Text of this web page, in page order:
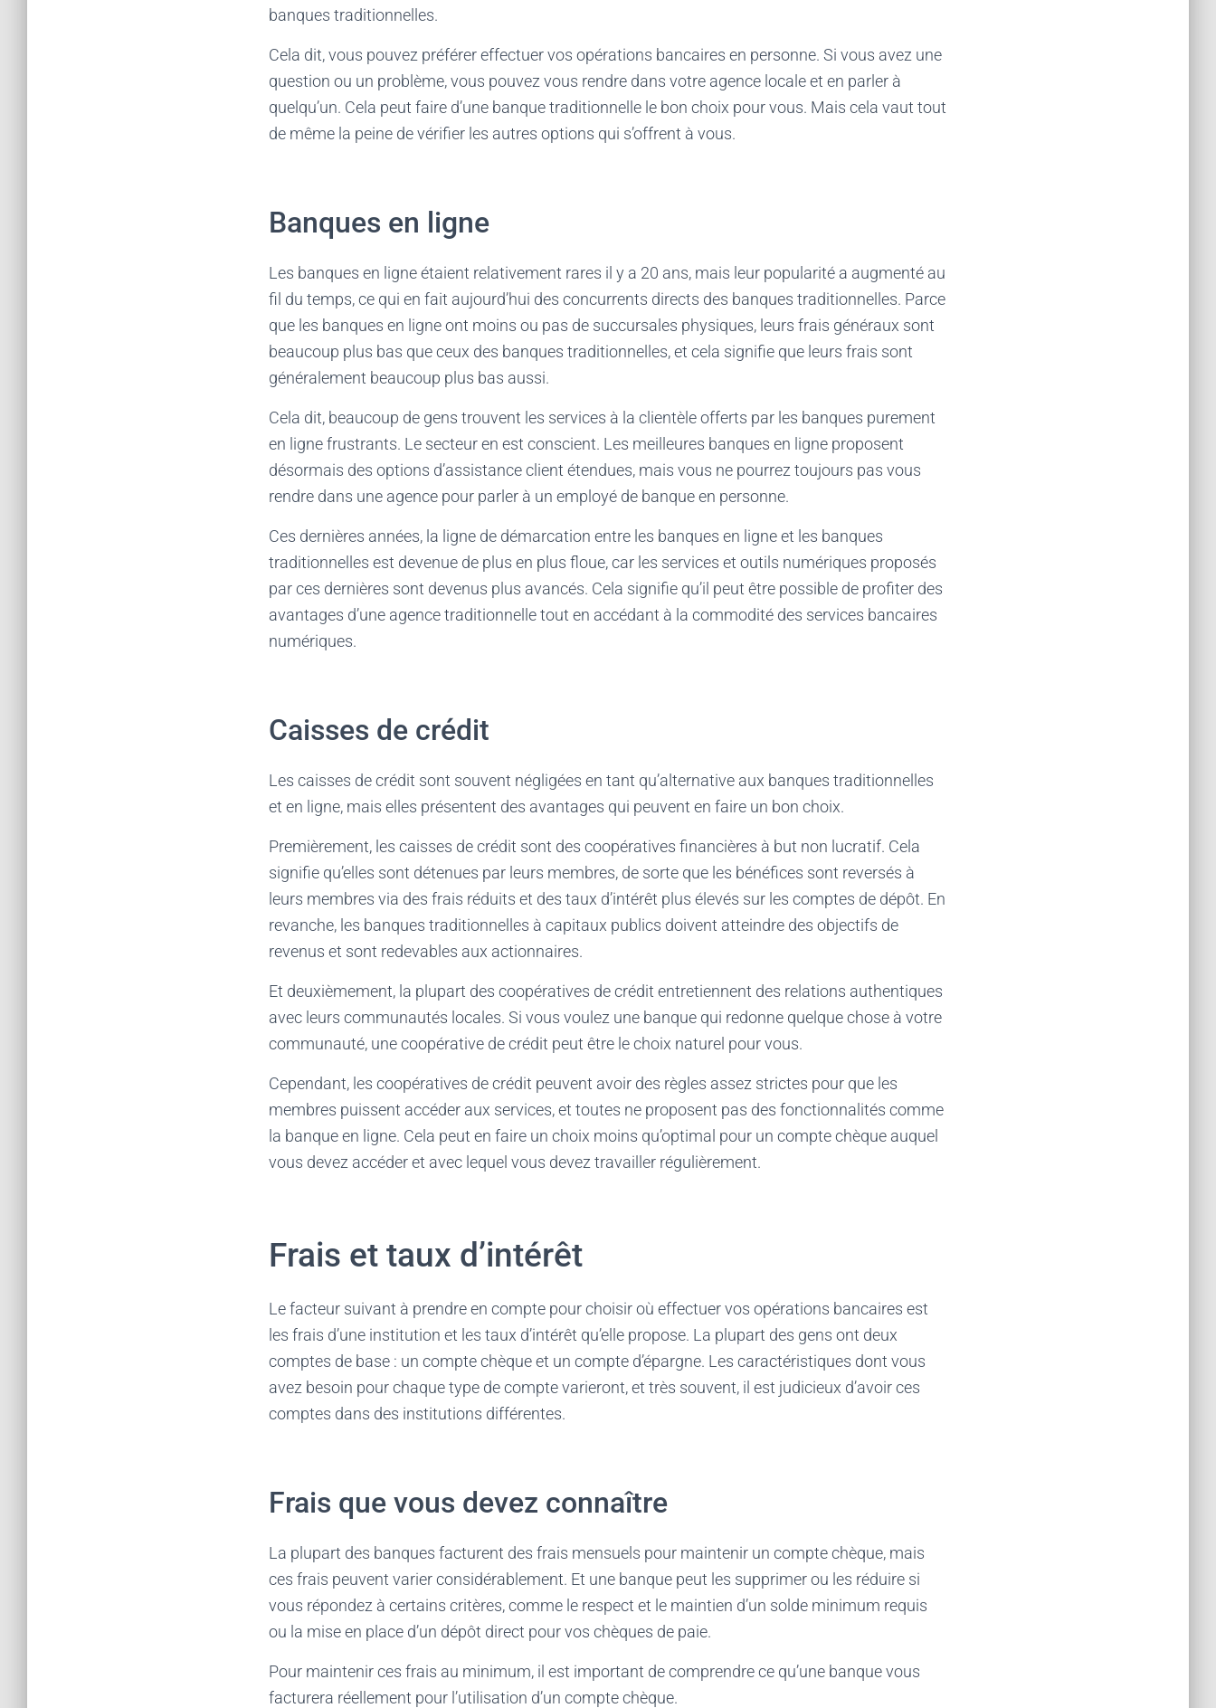
banques traditionnelles.
Cela dit, vous pouvez préférer effectuer vos opérations bancaires en personne. Si vous avez une
question ou un problème, vous pouvez vous rendre dans votre agence locale et en parler à
quelqu’un. Cela peut faire d’une banque traditionnelle le bon choix pour vous. Mais cela vaut tout
de même la peine de vérifier les autres options qui s’offrent à vous.
Banques en ligne
Les banques en ligne étaient relativement rares il y a 20 ans, mais leur popularité a augmenté au
fil du temps, ce qui en fait aujourd’hui des concurrents directs des banques traditionnelles. Parce
que les banques en ligne ont moins ou pas de succursales physiques, leurs frais généraux sont
beaucoup plus bas que ceux des banques traditionnelles, et cela signifie que leurs frais sont
généralement beaucoup plus bas aussi.
Cela dit, beaucoup de gens trouvent les services à la clientèle offerts par les banques purement
en ligne frustrants. Le secteur en est conscient. Les meilleures banques en ligne proposent
désormais des options d’assistance client étendues, mais vous ne pourrez toujours pas vous
rendre dans une agence pour parler à un employé de banque en personne.
Ces dernières années, la ligne de démarcation entre les banques en ligne et les banques
traditionnelles est devenue de plus en plus floue, car les services et outils numériques proposés
par ces dernières sont devenus plus avancés. Cela signifie qu’il peut être possible de profiter des
avantages d’une agence traditionnelle tout en accédant à la commodité des services bancaires
numériques.
Caisses de crédit
Les caisses de crédit sont souvent négligées en tant qu’alternative aux banques traditionnelles
et en ligne, mais elles présentent des avantages qui peuvent en faire un bon choix.
Premièrement, les caisses de crédit sont des coopératives financières à but non lucratif. Cela
signifie qu’elles sont détenues par leurs membres, de sorte que les bénéfices sont reversés à
leurs membres via des frais réduits et des taux d’intérêt plus élevés sur les comptes de dépôt. En
revanche, les banques traditionnelles à capitaux publics doivent atteindre des objectifs de
revenus et sont redevables aux actionnaires.
Et deuxièmement, la plupart des coopératives de crédit entretiennent des relations authentiques
avec leurs communautés locales. Si vous voulez une banque qui redonne quelque chose à votre
communauté, une coopérative de crédit peut être le choix naturel pour vous.
Cependant, les coopératives de crédit peuvent avoir des règles assez strictes pour que les
membres puissent accéder aux services, et toutes ne proposent pas des fonctionnalités comme
la banque en ligne. Cela peut en faire un choix moins qu’optimal pour un compte chèque auquel
vous devez accéder et avec lequel vous devez travailler régulièrement.
Frais et taux d’intérêt
Le facteur suivant à prendre en compte pour choisir où effectuer vos opérations bancaires est
les frais d’une institution et les taux d’intérêt qu’elle propose. La plupart des gens ont deux
comptes de base : un compte chèque et un compte d’épargne. Les caractéristiques dont vous
avez besoin pour chaque type de compte varieront, et très souvent, il est judicieux d’avoir ces
comptes dans des institutions différentes.
Frais que vous devez connaître
La plupart des banques facturent des frais mensuels pour maintenir un compte chèque, mais
ces frais peuvent varier considérablement. Et une banque peut les supprimer ou les réduire si
vous répondez à certains critères, comme le respect et le maintien d’un solde minimum requis
ou la mise en place d’un dépôt direct pour vos chèques de paie.
Pour maintenir ces frais au minimum, il est important de comprendre ce qu’une banque vous
facturera réellement pour l’utilisation d’un compte chèque.